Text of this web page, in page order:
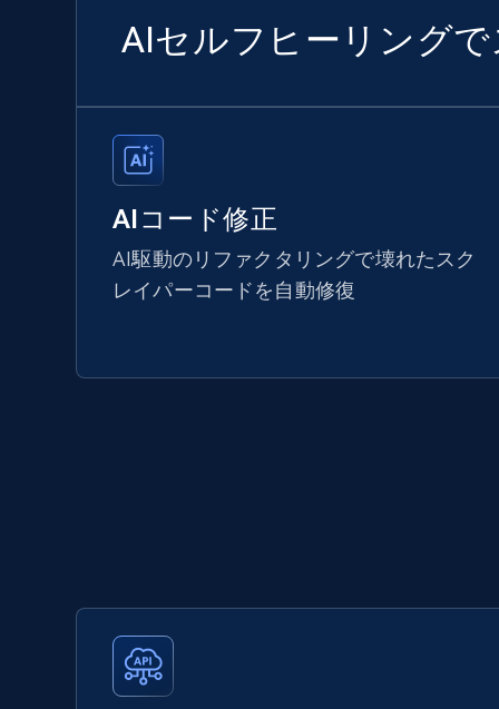
AIセルフヒーリング
AIコード修正
AI駆動のリファクタリングで壊れたスク
レイパーコードを自動修復